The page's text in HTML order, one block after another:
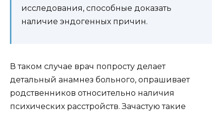
исследования, способные доказать
наличие эндогенных причин.
В таком случае врач попросту делает
детальный анамнез больного, опрашивает
родственников относительно наличия
психических расстройств. Зачастую такие